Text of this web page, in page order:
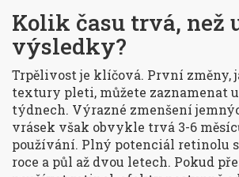
Kolik času trvá, než
výsledky?
Trpělivost je klíčová. První změny,
textury pleti, můžete zaznamenat
týdnech. Výrazné zmenšení
vrásek však obvykle trvá 3-6
používání. Plný potenciál retinolu
roce a půl až dvou letech. Pokud